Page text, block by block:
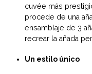
cuvée más
procede de una
ensamblaje de 3
recrear la añada
Un estilo único